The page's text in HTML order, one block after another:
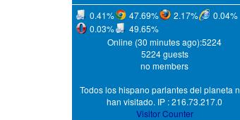
0.41%
47.69% 2.17%
0.04%
0.03%
49.65%
Online (30 minutes ago):5224
5224 guests
no members
Todos los hispano parlantes del planeta
han visitado. IP : 216.73.217.0
Visitor Counter